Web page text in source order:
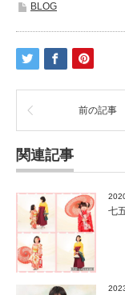
BLOG
前の記事
関連記事
七